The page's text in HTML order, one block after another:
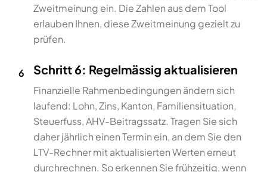
Zweitmeinung ein. Die Zahlen aus dem Tool
erlauben Ihnen, diese Zweitmeinung gezielt zu
prüfen.
6 Schritt 6: Regelmässig aktualisieren
Finanzielle Rahmenbedingungen ändern sich
laufend: Lohn, Zins, Kanton, Familiensituation,
Steuerfuss, AHV-Beitragssatz. Tragen Sie sich
daher jährlich einen Termin ein, an dem Sie den
LTV-Rechner mit aktualisierten Werten erneut
durchrechnen. So erkennen Sie frühzeitig, wenn